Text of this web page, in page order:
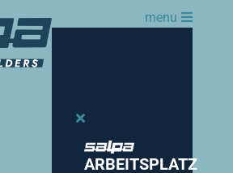
menu
ARBEITSPLATZ